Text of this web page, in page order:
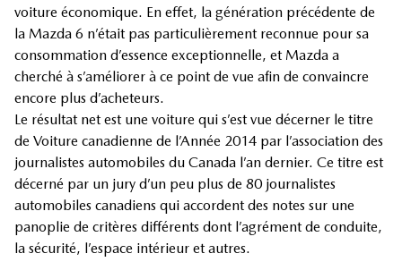
voiture économique. En effet, la génération précédente de
la Mazda 6 n’était pas particulièrement reconnue pour sa
consommation d’essence exceptionnelle, et Mazda a
cherché à s’améliorer à ce point de vue afin de convaincre
encore plus d’acheteurs.
Le résultat net est une voiture qui s’est vue décerner le titre
de Voiture canadienne de l’Année 2014 par l’association des
journalistes automobiles du Canada l’an dernier. Ce titre est
décerné par un jury d’un peu plus de 80 journalistes
automobiles canadiens qui accordent des notes sur une
panoplie de critères différents dont l’agrément de conduite,
la sécurité, l’espace intérieur et autres.